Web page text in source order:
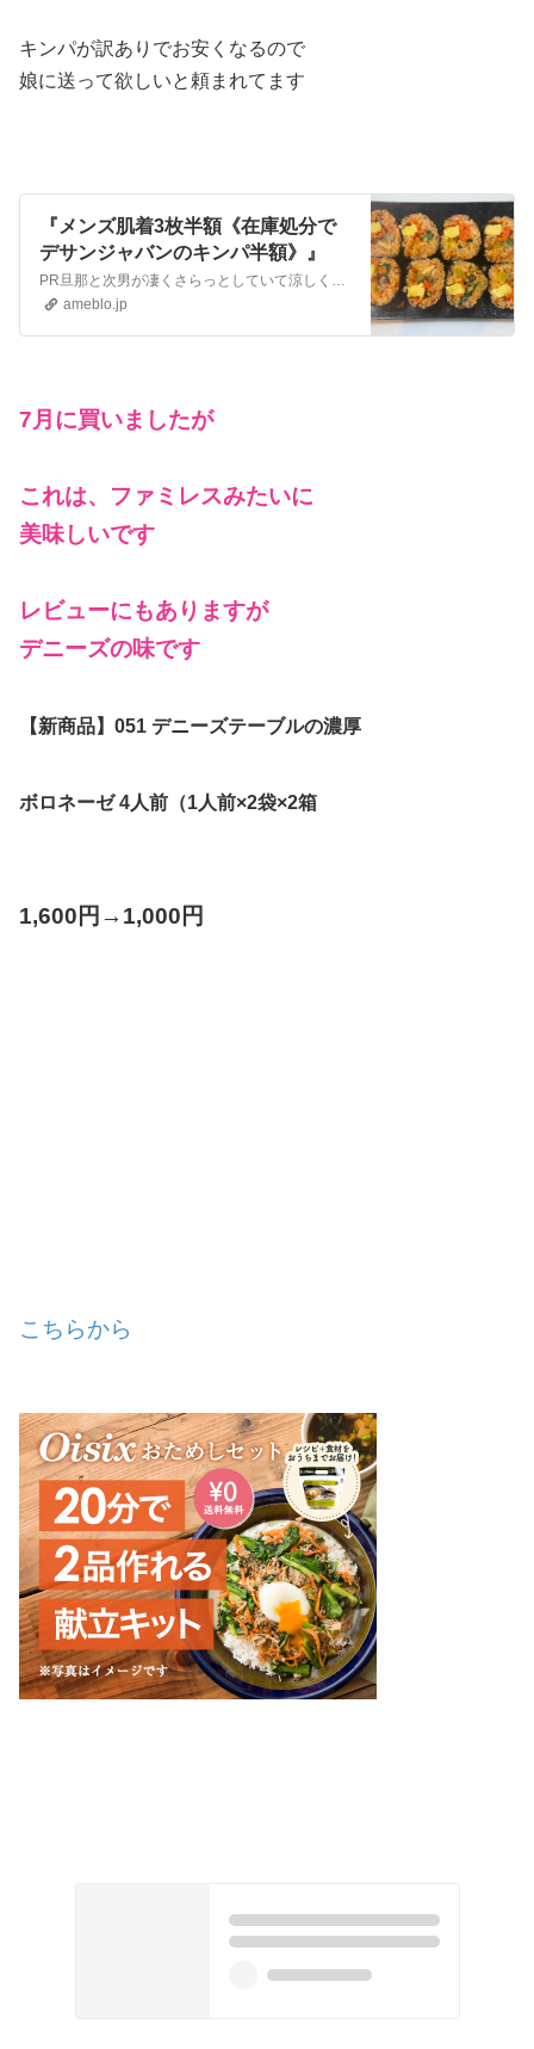
キンパが訳ありでお安くなるので
娘に送って欲しいと頼まれてます
『メンズ肌着3枚半額《在庫処分で
デサンジャバンのキンパ半額》』
PR旦那と次男が凄くさらっとしていて涼しくて良いと言って着てます26日限定24時間限定 50%OFF！1枚あたり550円インナーシャツ メンズ 3枚組 Uネッ…
ameblo.jp
7月に買いましたが
これは、ファミレスみたいに
美味しいです
レビューにもありますが
デニーズの味です
【新商品】051 デニーズテーブルの濃厚
ボロネーゼ 4人前（1人前×2袋×2箱
1,600円→1,000円
こちらから